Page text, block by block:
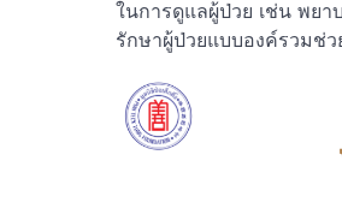
ในการดูแลผู้ป่วย เช่น พย
รักษาผู้ป่วยแบบองค์รวมช่